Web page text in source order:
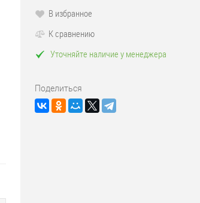
В избранное
К сравнению
Уточняйте наличие у менеджера
Поделиться